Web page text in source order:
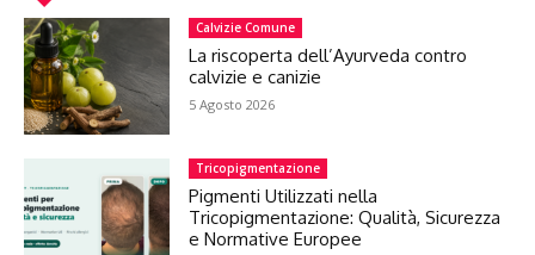
Calvizie Comune
La riscoperta dell’Ayurveda contro
calvizie e canizie
5 Agosto 2026
Tricopigmentazione
Pigmenti Utilizzati nella
Tricopigmentazione: Qualità, Sicurezza
e Normative Europee